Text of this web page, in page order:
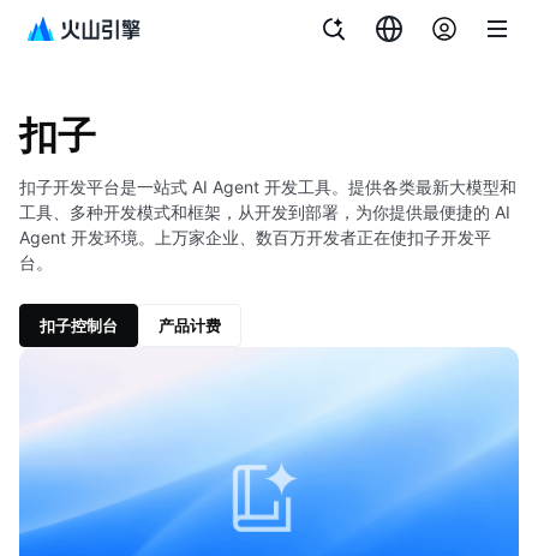
扣子
扣子
扣子开发平台是一站式 AI Agent 开发工具。提供各类最新大模型和
工具、多种开发模式和框架，从开发到部署，为你提供最便捷的 AI
Agent 开发环境。上万家企业、数百万开发者正在使扣子开发平
台。
扣子控制台 产品计费